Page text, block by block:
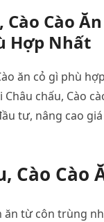
Cào Ăn
Hợp Nhất
ăn cỏ gì phù
chấu, Cào
tư, nâng cao
Cào Cào
ăn từ côn trùng